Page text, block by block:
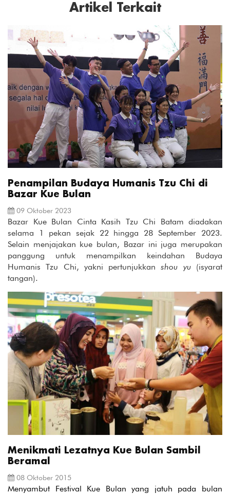
Artikel Terkait
Penampilan Budaya Humanis Tzu Chi di
Bazar Kue Bulan
09 Oktober 2023
Bazar Kue Bulan Cinta Kasih Tzu Chi Batam diadakan
selama 1 pekan sejak 22 hingga 28 September 2023.
Selain menjajakan kue bulan, Bazar ini juga merupakan
panggung untuk menampilkan keindahan Budaya
Humanis Tzu Chi, yakni pertunjukkanshou yu(isyarat
tangan).
Menikmati Lezatnya Kue Bulan Sambil
Beramal
08 Oktober 2015
Menyambut Festival Kue Bulan yang jatuh pada bulan